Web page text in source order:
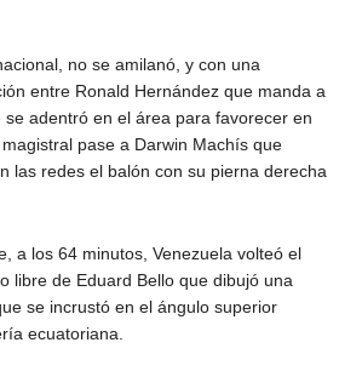
no se amilanó, y con una
entre Ronald Hernández que manda a
se adentró en el área para favorecer en
pase a Darwin Machís que
las redes el balón con su pierna derecha
a los 64 minutos, Venezuela volteó el
libre de Eduard Bello que dibujó una
se incrustó en el ángulo superior
ecuatoriana.